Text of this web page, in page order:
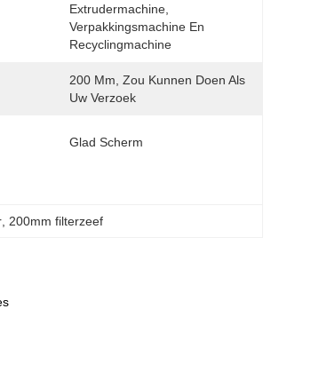
Extrudermachine,
Verpakkingsmachine En
Recyclingmachine
200 Mm, Zou Kunnen Doen Als
Uw Verzoek
Glad Scherm
200mm filterzeef